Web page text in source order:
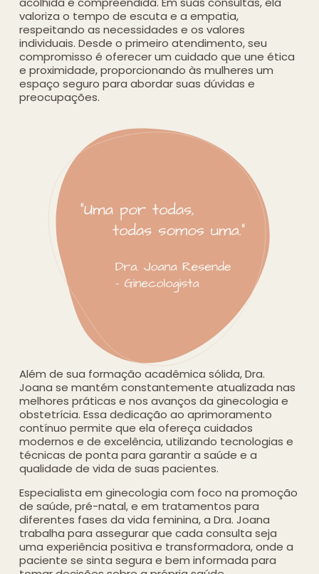
valoriza o tempo de escuta e a empatia,
respeitando as necessidades e os valores
individuais. Desde o primeiro atendimento, seu
compromisso é oferecer um cuidado que une ética
e proximidade, proporcionando às mulheres um
espaço seguro para abordar suas dúvidas e
preocupações.
Além de sua formação acadêmica sólida, Dra.
Joana se mantém constantemente atualizada nas
melhores práticas e nos avanços da ginecologia e
obstetrícia. Essa dedicação ao aprimoramento
contínuo permite que ela ofereça cuidados
modernos e de excelência, utilizando tecnologias e
técnicas de ponta para garantir a saúde e a
qualidade de vida de suas pacientes.
Especialista em ginecologia com foco na promoção
de saúde, pré-natal, e em tratamentos para
diferentes fases da vida feminina, a Dra. Joana
trabalha para assegurar que cada consulta seja
uma experiência positiva e transformadora, onde a
paciente se sinta segura e bem informada para